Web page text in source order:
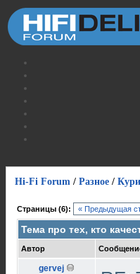
Hi-Fi Forum / Разное /
Страницы (6): « Предыдущая
Тема про тех, кто
Автор
gervej